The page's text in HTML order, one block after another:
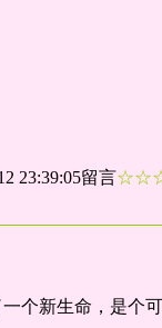
23:39:05留言
个新生命，是个